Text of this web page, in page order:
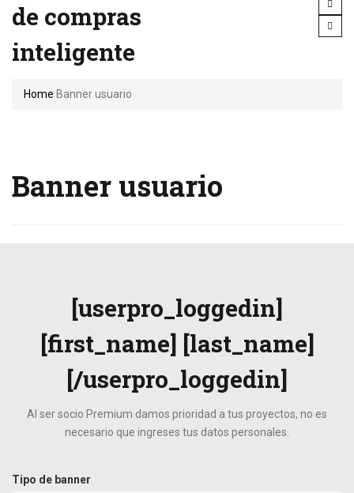
de compras
inteligente
Home Banner usuario
Banner usuario
[userpro_loggedin]
[first_name] [last_name]
[/userpro_loggedin]
Al ser socio Premium damos prioridad a tus proyectos, no es
necesario que ingreses tus datos personales.
Tipo de banner